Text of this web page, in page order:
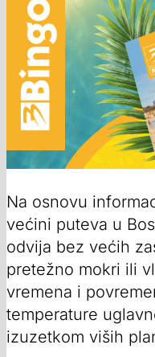
Na osnovu
većini puteva u
odvija bez većih
pretežno mokri ili
vremena i
temperature
izuzetkom viših